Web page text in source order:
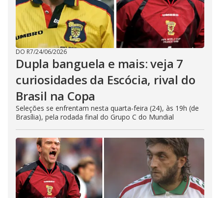
DO R7/24/06/2026
Dupla banguela e mais: veja 7
curiosidades da Escócia, rival do
Brasil na Copa
Seleções se enfrentam nesta quarta-feira (24), às 19h (de
Brasília), pela rodada final do Grupo C do Mundial